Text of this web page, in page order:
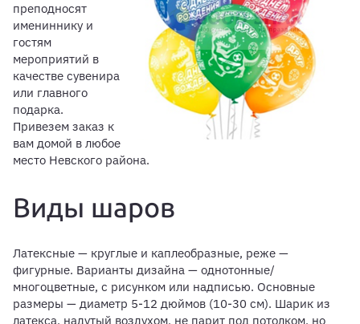
преподносят
имениннику и
гостям
мероприятий в
качестве сувенира
или главного
подарка.
Привезем заказ к
вам домой в любое
место Невского района.
Виды шаров
Латексные — круглые и каплеобразные, реже —
фигурные. Варианты дизайна — однотонные/
многоцветные, с рисунком или надписью. Основные
размеры — диаметр 5-12 дюймов (10-30 см). Шарик из
латекса, надутый воздухом, не парит под потолком, но